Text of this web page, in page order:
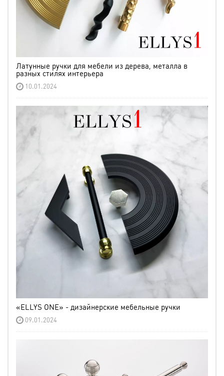
Латунные ручки для мебели из дерева, металла в
разных стилях интерьера
10.01.2024
«ELLYS ONE» - дизайнерские мебельные ручки
09.01.2024